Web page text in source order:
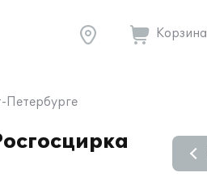
Корзина
Петербурге